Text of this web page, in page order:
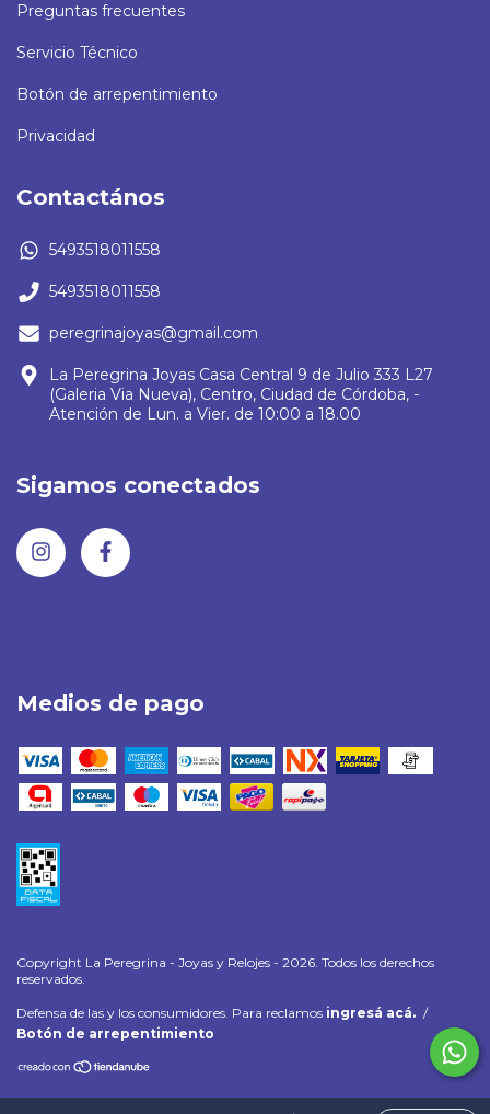
Preguntas frecuentes
Servicio Técnico
Botón de arrepentimiento
Privacidad
Contactános
5493518011558
5493518011558
peregrinajoyas@gmail.com
La Peregrina Joyas Casa Central 9 de Julio 333 L27
(Galeria Via Nueva), Centro, Ciudad de Córdoba, -
Atención de Lun. a Vier. de 10:00 a 18.00
Sigamos conectados
Medios de pago
Copyright La Peregrina - Joyas y Relojes - 2026. Todos los derechos
reservados.
Defensa de las y los consumidores. Para reclamos ingresá acá. /
Botón de arrepentimiento